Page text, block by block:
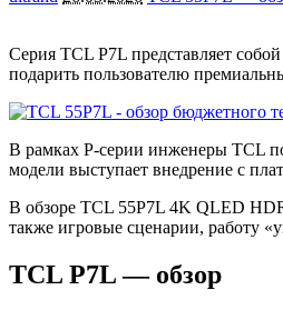
Серия TCL P7L представляет
подарить пользователю
В рамках P-серии инженеры TCL
модели выступает внедрение с
В обзоре TCL 55P7L 4K QLED
также игровые сценарии, работу
TCL P7L — обзор